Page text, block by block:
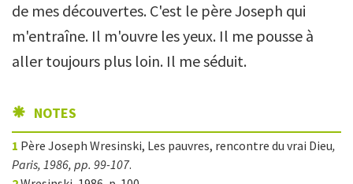
de mes découvertes. C'est le père Joseph qui
m'entraîne. Il m'ouvre les yeux. Il me pousse à
aller toujours plus loin. Il me séduit.
NOTES
1 Père Joseph Wresinski, Les pauvres, rencontre du vrai Dieu,
Paris, 1986, pp. 99-107.